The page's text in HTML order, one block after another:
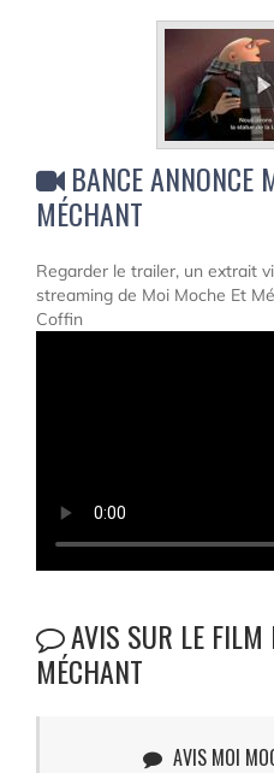
BANCE ANNONCE
MÉCHANT
Regarder le trailer, un extrait
streaming de Moi Moche Et
Coffin
AVIS SUR LE FILM
MÉCHANT
AVIS MOI